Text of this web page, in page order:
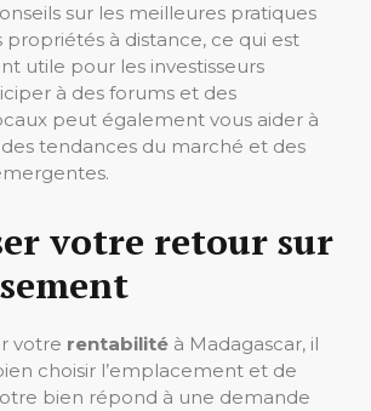
sur les meilleures pratiques
à distance, ce qui est
utile pour les investisseurs
à des forums et des
peut également vous aider à
tendances du marché et des
votre retour sur
votre rentabilité à Madagascar, il
choisir l’emplacement et de
bien répond à une demande